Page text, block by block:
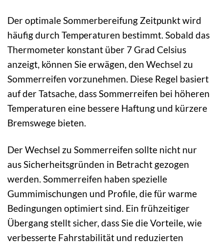
Der optimale Sommerbereifung Zeitpunkt wird
häufig durch Temperaturen bestimmt. Sobald das
Thermometer konstant über 7 Grad Celsius
anzeigt, können Sie erwägen, den Wechsel zu
Sommerreifen vorzunehmen. Diese Regel basiert
auf der Tatsache, dass Sommerreifen bei höheren
Temperaturen eine bessere Haftung und kürzere
Bremswege bieten.
Der Wechsel zu Sommerreifen sollte nicht nur
aus Sicherheitsgründen in Betracht gezogen
werden. Sommerreifen haben spezielle
Gummimischungen und Profile, die für warme
Bedingungen optimiert sind. Ein frühzeitiger
Übergang stellt sicher, dass Sie die Vorteile, wie
verbesserte Fahrstabilität und reduzierten